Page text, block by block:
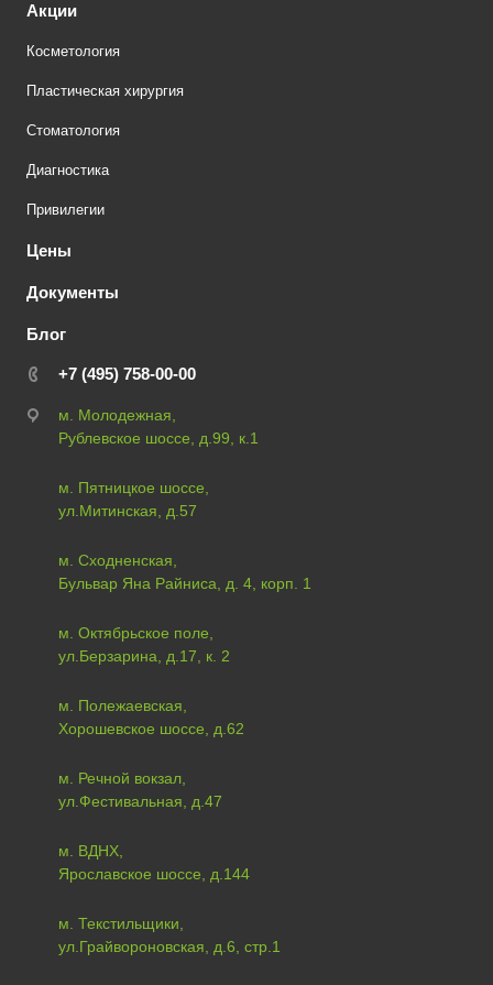
Акции
Косметология
Пластическая хирургия
Стоматология
Диагностика
Привилегии
Цены
Документы
Блог
+7 (495) 758-00-00
м. Молодежная,
Рублевское шоссе, д.99, к.1
м. Пятницкое шоссе,
ул.Митинская, д.57
м. Сходненская,
Бульвар Яна Райниса, д. 4, корп. 1
м. Октябрьское поле,
ул.Берзарина, д.17, к. 2
м. Полежаевская,
Хорошевское шоссе, д.62
м. Речной вокзал,
ул.Фестивальная, д.47
м. ВДНХ,
Ярославское шоссе, д.144
м. Текстильщики,
ул.Грайвороновская, д.6, стр.1